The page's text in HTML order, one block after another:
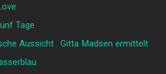
Tage
Aussicht . Gitta Madsen ermittelt